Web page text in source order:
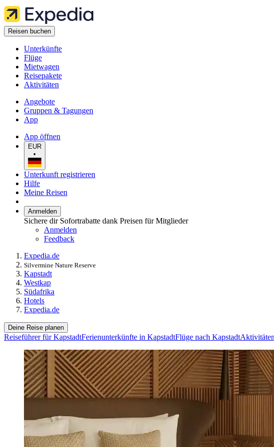
Reisen buchen
Unterkünfte
Flüge
Mietwagen
Reisepakete
Aktivitäten
Angebote
Gruppen & Tagungen
App
App öffnen
EUR
•
Unterkunft registrieren
Hilfe
Meine Reisen
Anmelden
Sichere dir Sofortrabatte dank Preisen für Mitglieder
Anmelden
Feedback
Expedia.de
Silvermine Nature Reserve
Kapstadt
Westkap
Südafrika
Hotels
Expedia.de
Deine Reise planen
Reiseführer für KapstadtFerienunterkünfte in KapstadtFlüge nach Kapstadt